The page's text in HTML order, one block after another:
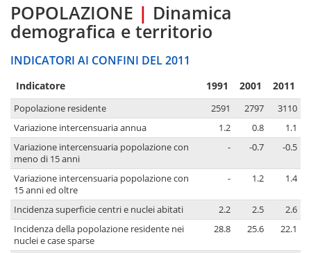
POPOLAZIONE | Dinamica
demografica e territorio
INDICATORI AI CONFINI DEL 2011
Indicatore 1991 2001 2011
Popolazione residente 2591 2797
3110
Variazione intercensuaria annua
1.2 0.8
1.1
Variazione intercensuaria popolazione con
meno di 15 anni
- -0.7 -0.5
Variazione intercensuaria popolazione con
15 anni ed oltre
- 1.2 1.4
Incidenza superficie centri e nuclei abitati 2.2 2.5
2.6
Incidenza della popolazione residente nei
nuclei e case sparse
28.8 25.6 22.1